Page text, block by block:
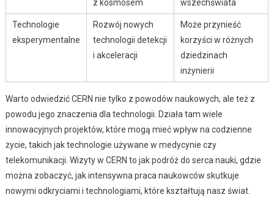
z kosmosem wszechświata
Technologie
eksperymentalne
Rozwój nowych
technologii detekcji
i akceleracji
Może przynieść
korzyści w różnych
dziedzinach
inżynierii
Warto odwiedzić CERN nie tylko z powodów naukowych, ale też z
powodu jego znaczenia dla technologii. Działa tam wiele
innowacyjnych projektów, które mogą mieć wpływ na codzienne
życie, takich jak technologie używane w medycynie czy
telekomunikacji. Wizyty w CERN to jak podróż do serca nauki, gdzie
można zobaczyć, jak intensywna praca naukowców skutkuje
nowymi odkryciami i technologiami, które kształtują nasz świat.